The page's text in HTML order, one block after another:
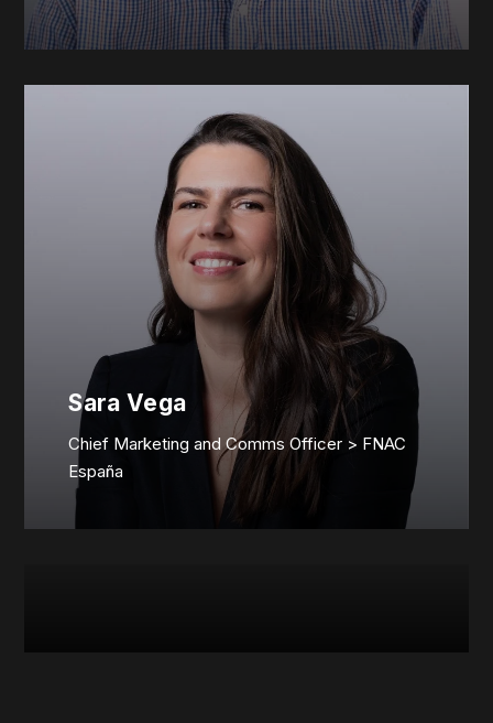
Sara Vega
Chief Marketing and Comms Officer > FNAC
España